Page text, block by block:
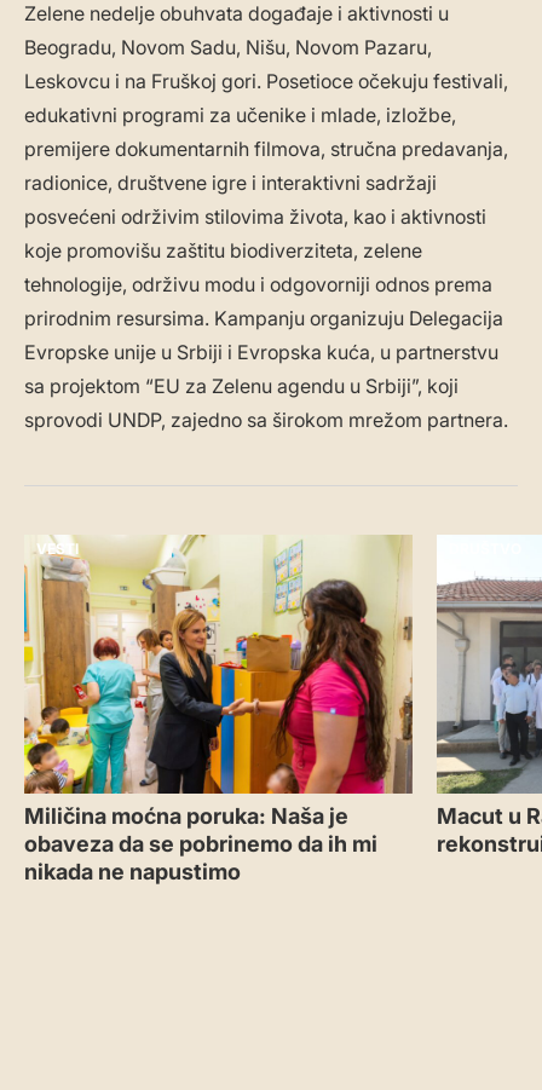
Zelene nedelje obuhvata događaje i aktivnosti u
Beogradu, Novom Sadu, Nišu, Novom Pazaru,
Leskovcu i na Fruškoj gori. Posetioce očekuju festivali,
edukativni programi za učenike i mlade, izložbe,
premijere dokumentarnih filmova, stručna predavanja,
radionice, društvene igre i interaktivni sadržaji
posvećeni održivim stilovima života, kao i aktivnosti
koje promovišu zaštitu biodiverziteta, zelene
tehnologije, održivu modu i odgovorniji odnos prema
prirodnim resursima. Kampanju organizuju Delegacija
Evropske unije u Srbiji i Evropska kuća, u partnerstvu
sa projektom “EU za Zelenu agendu u Srbiji”, koji
sprovodi UNDP, zajedno sa širokom mrežom partnera.
VESTI
Miličina moćna poruka: Naša je
obaveza da se pobrinemo da ih mi
nikada ne napustimo
Macut u